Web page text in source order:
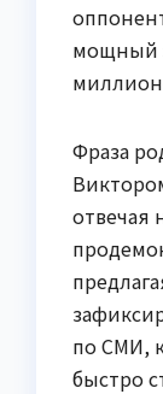
мощный
Фраза
отвечая
по СМИ,
быстро